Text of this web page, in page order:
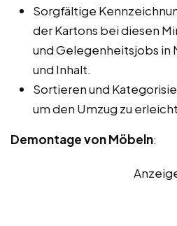
Sorgfältige
der Kartons bei diesen
und Gelegenheitsjobs in
und Inhalt.
Sortieren und
um den Umzug zu
Demontage von Möbeln: